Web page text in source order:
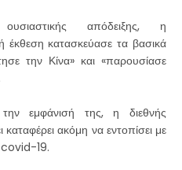
απόδειξης, η
έκθεση κατασκεύασε τα βασικά
την Κίνα» και «παρουσίασε
εμφάνισή της, η διεθνής
καταφέρει ακόμη να εντοπίσει με
covid-19.